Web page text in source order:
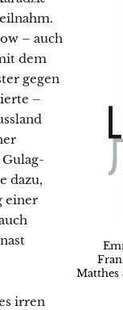
Matthes
– auch
dem
gegen
–
dazu,
einer
irren